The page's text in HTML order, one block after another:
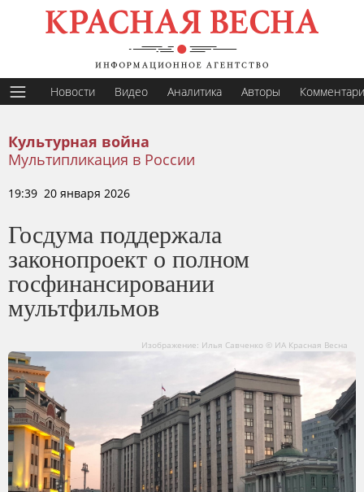
Новости Видео Аналитика Авторы
Культурная война
Мультипликация в России
19:39 20 января 2026
Госдума поддержала
законопроект о полном
госфинансировании
мультфильмов
Изображение: Илья Савченко © ИА Красная Весна